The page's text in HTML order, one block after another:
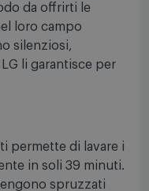
da offrirti le
loro campo
silenziosi,
li garantisce per
permette di lavare i
in soli 39 minuti.
spruzzati